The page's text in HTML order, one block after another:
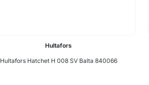
Hultafors
Hultafors Hatchet H 008 SV Balta 840066